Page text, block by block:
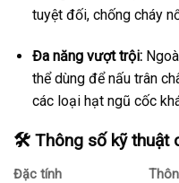
tuyệt đối, chống cháy
Đa năng vượt trội:
thể dùng để nấu trân
các loại hạt ngũ cốc
🛠️ Thông số kỹ thuật
Đặc tính